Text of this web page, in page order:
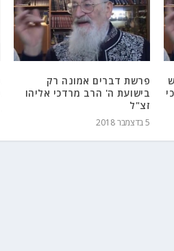
פרשת דברים אמונה רק
בישועת ה' הרב מרדכי אליהו
זצ"ל
5 בדצמבר 2018